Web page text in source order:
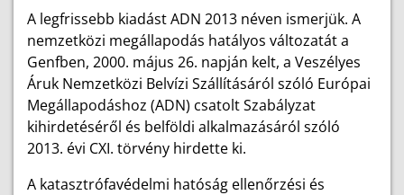
A legfrissebb kiadást ADN 2013 néven ismerjük. A
nemzetközi megállapodás hatályos változatát a
Genfben, 2000. május 26. napján kelt, a Veszélyes
Áruk Nemzetközi Belvízi Szállításáról szóló Európai
Megállapodáshoz (ADN) csatolt Szabályzat
kihirdetéséről és belföldi alkalmazásáról szóló
2013. évi CXI. törvény hirdette ki.
A katasztrófavédelmi hatóság ellenőrzési és